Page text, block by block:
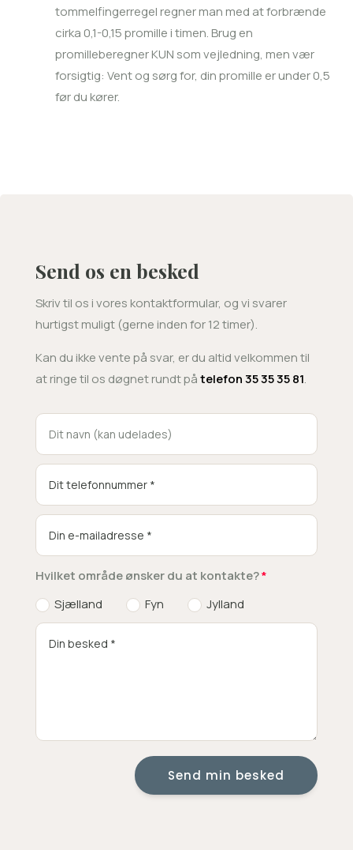
tommelfingerregel regner man med at forbrænde
cirka 0,1-0,15 promille i timen. Brug en
promilleberegner KUN som vejledning, men vær
forsigtig: Vent og sørg for, din promille er under 0,5
før du kører.
Send os en besked
Skriv til os i vores kontaktformular, og vi svarer
hurtigst muligt (gerne inden for 12 timer).
Kan du ikke vente på svar, er du altid velkommen til
at ringe til os døgnet rundt påtelefon 35 35 35 81.
Hvilket område ønsker du at kontakte?
Sjælland
Fyn Jylland
Send min besked